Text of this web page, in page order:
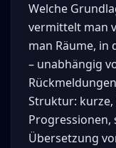
Welche
vermittelt man
man Räume, in
– unabhängig
Struktur: kurze,
Progressionen,
Übersetzung